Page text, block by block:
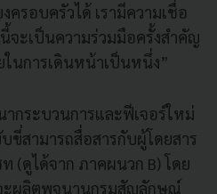
ครอบครัวได้ เรามีความเชื่อ
จะเป็นความร่วมมือครั้งสำคัญ
นการเดินหน้าเป็นหนึ่ง”
กระบวนการและฟีเจอร์ใหม่
สามารถสื่อสารกับผู้โดยสาร
(ดูได้จาก ภาคผนวก B) โดย
ะผลิตพจนานุกรมสัญลักษณ์